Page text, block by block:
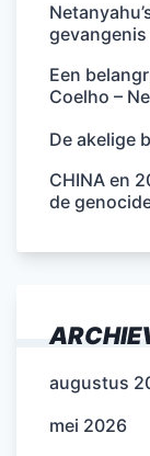
Een
Coelho –
De akelige
CHINA en
de
augustus
mei 2026